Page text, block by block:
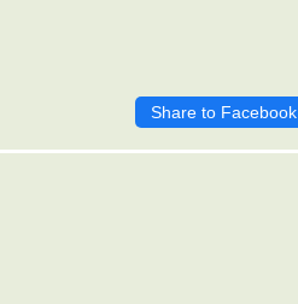
Share to Facebook